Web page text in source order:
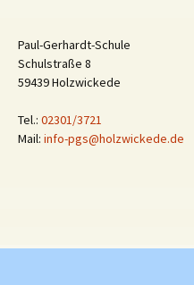
Paul-Gerhardt-Schule
Schulstraße 8
59439 Holzwickede
Tel.: 02301/3721
Mail: info-pgs@holzwickede.de